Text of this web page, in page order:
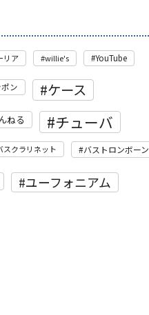
リア willie's YouTube
ン ケース
ねる チューバ
スクラリネット バストロンボーン
ユーフォニアム